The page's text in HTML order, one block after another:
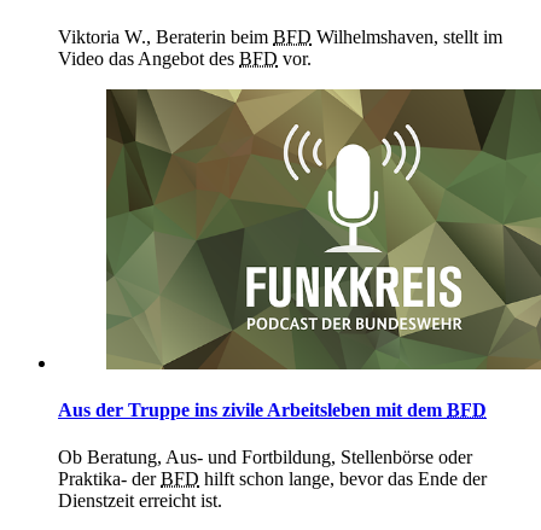
Viktoria W., Beraterin beim BFD Wilhelmshaven, stellt im
Video das Angebot des BFD vor.
Aus der Truppe ins zivile Arbeitsleben mit dem BFD
Ob Beratung, Aus- und Fortbildung, Stellenbörse oder
Praktika- derBFD hilft schon lange, bevor das Ende der
Dienstzeit erreicht ist.